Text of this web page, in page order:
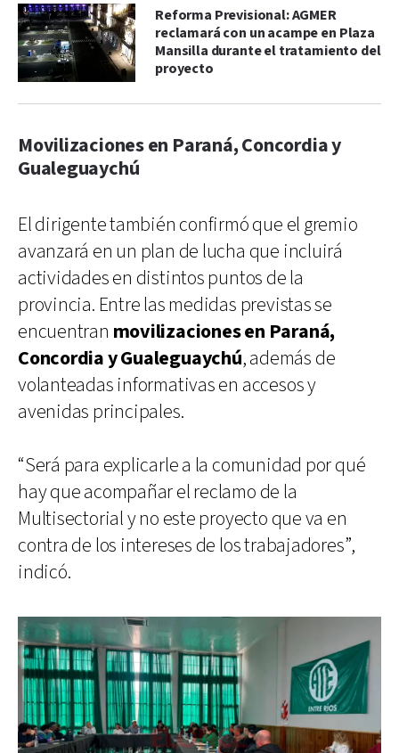
Reforma Previsional: AGMER
reclamará con un acampe en Plaza
Mansilla durante el tratamiento del
proyecto
Movilizaciones en Paraná, Concordia y
Gualeguaychú
El dirigente también confirmó que el gremio
avanzará en un plan de lucha que incluirá
actividades en distintos puntos de la
provincia. Entre las medidas previstas se
encuentran movilizaciones en Paraná,
Concordia y Gualeguaychú, además de
volanteadas informativas en accesos y
avenidas principales.
“Será para explicarle a la comunidad por qué
hay que acompañar el reclamo de la
Multisectorial y no este proyecto que va en
contra de los intereses de los trabajadores”,
indicó.